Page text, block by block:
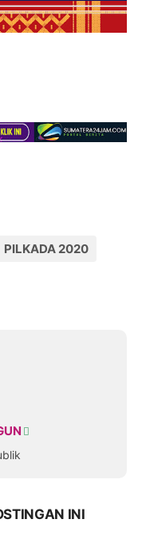
PILKADA 2020
INI